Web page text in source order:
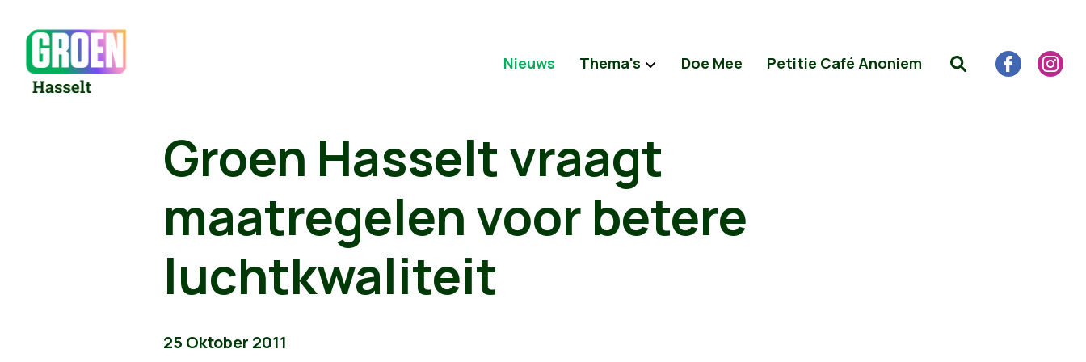
Nieuws Thema's Doe Mee Petitie Café Anoniem
Groen Hasselt vraagt
maatregelen voor betere
luchtkwaliteit
25 Oktober 2011